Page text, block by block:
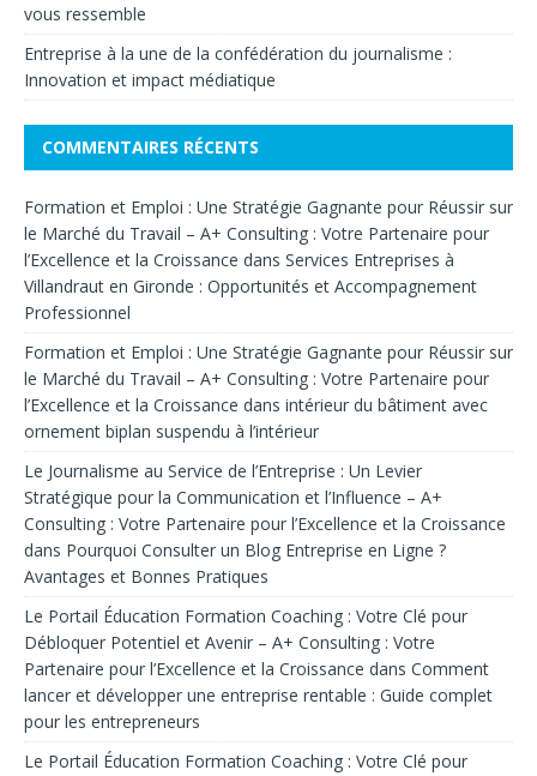
vous ressemble
Entreprise à la une de la confédération du journalisme :
Innovation et impact médiatique
COMMENTAIRES RÉCENTS
Formation et Emploi : Une Stratégie Gagnante pour Réussir sur
le Marché du Travail – A+ Consulting : Votre Partenaire pour
l’Excellence et la Croissance dans Services Entreprises à
Villandraut en Gironde : Opportunités et Accompagnement
Professionnel
Formation et Emploi : Une Stratégie Gagnante pour Réussir sur
le Marché du Travail – A+ Consulting : Votre Partenaire pour
l’Excellence et la Croissance dans intérieur du bâtiment avec
ornement biplan suspendu à l’intérieur
Le Journalisme au Service de l’Entreprise : Un Levier
Stratégique pour la Communication et l’Influence – A+
Consulting : Votre Partenaire pour l’Excellence et la Croissance
dans Pourquoi Consulter un Blog Entreprise en Ligne ?
Avantages et Bonnes Pratiques
Le Portail Éducation Formation Coaching : Votre Clé pour
Débloquer Potentiel et Avenir – A+ Consulting : Votre
Partenaire pour l’Excellence et la Croissance dans Comment
lancer et développer une entreprise rentable : Guide complet
pour les entrepreneurs
Le Portail Éducation Formation Coaching : Votre Clé pour